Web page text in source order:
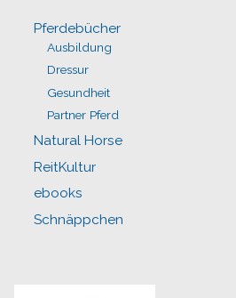
Pferdebücher
Ausbildung
Dressur
Gesundheit
Partner Pferd
Natural Horse
ReitKultur
ebooks
Schnäppchen